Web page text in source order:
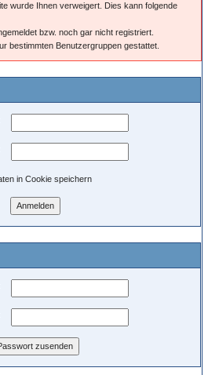
wurde Ihnen verweigert. Dies kann folgende
bzw. noch gar nicht registriert.
bestimmten Benutzergruppen gestattet.
in Cookie speichern